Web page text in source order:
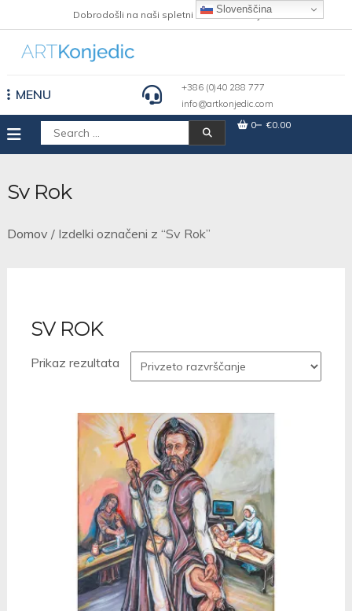
to
content
Dobrodošli na naši spletni strani Art Konjedic
MENU
+386 (0)40 288 777
info@artkonjedic.com
Išči: 0 €0.00
Sv Rok
Domov / Izdelki označeni z “Sv Rok”
SV ROK
Prikaz rezultata
Slovenščina